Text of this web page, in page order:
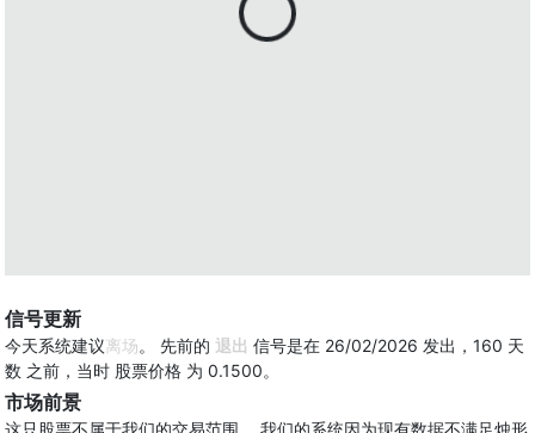
信号更新
今天系统建议离场。 先前的 退出 信号是在 26/02/2026 发出，160 天
数 之前，当时 股票价格 为 0.1500。
市场前景
这只股票不属于我们的交易范围。 我们的系统因为现有数据不满足烛形